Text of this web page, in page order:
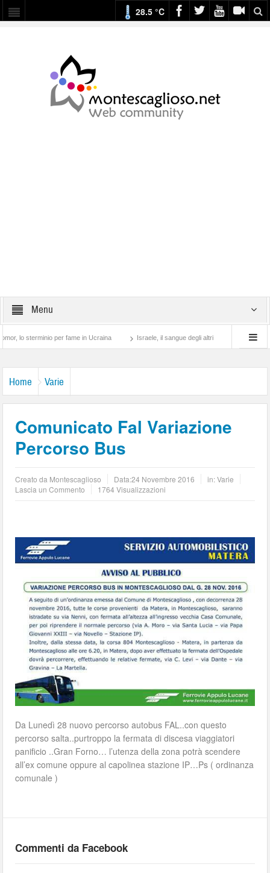
28.5 °C
Menu
per fame in Ucraina Israele, il sangue degli altri Lotta di classe…
Home Varie
Comunicato Fal Variazione
Percorso Bus
Creato da Montescaglioso Data:24 Novembre 2016 in:Varie
Lascia un Commento
1764 Visualizzazioni
Da Lunedì 28 nuovo percorso autobus FAL..con questo
percorso salta..purtroppo la fermata di discesa viaggiatori
panificio ..Gran Forno… l’utenza della zona potrà scendere
all’ex comune oppure al capolinea stazione IP…Ps ( ordinanza
comunale )
Commenti da Facebook